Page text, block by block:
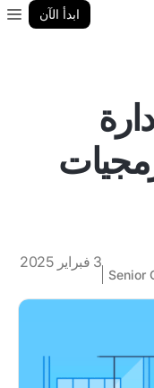
ابدأ الآن
Senior
3 فبراير 2025